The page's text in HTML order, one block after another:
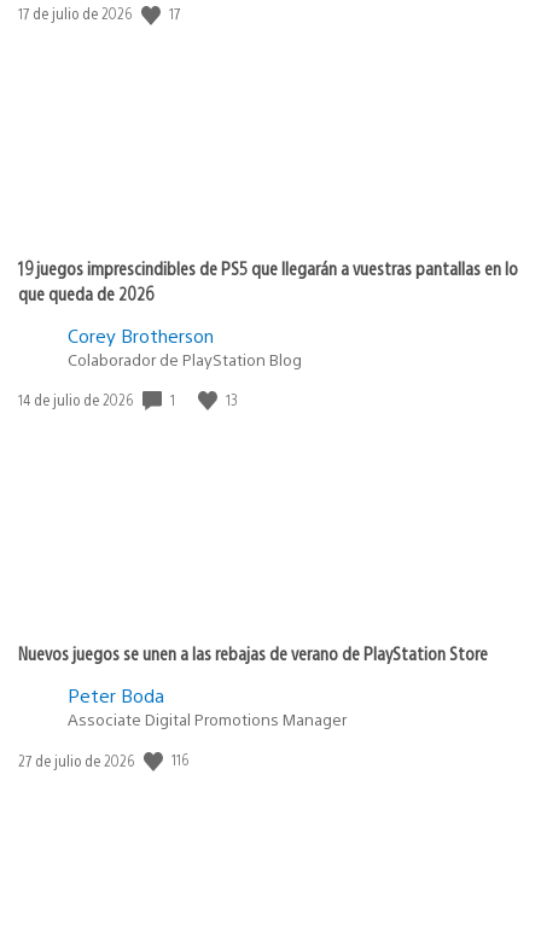
Fecha
17 de julio de 2026 17
19 juegos imprescindibles de PS5 que llegarán a vuestras pantallas en lo
que queda de 2026
Corey Brotherson
Colaborador de PlayStation Blog
Fecha
14 de julio de 2026 1 13
Nuevos juegos se unen a las rebajas de verano de PlayStation Store
Peter Boda
Associate Digital Promotions Manager
Fecha
27 de julio de 2026 116